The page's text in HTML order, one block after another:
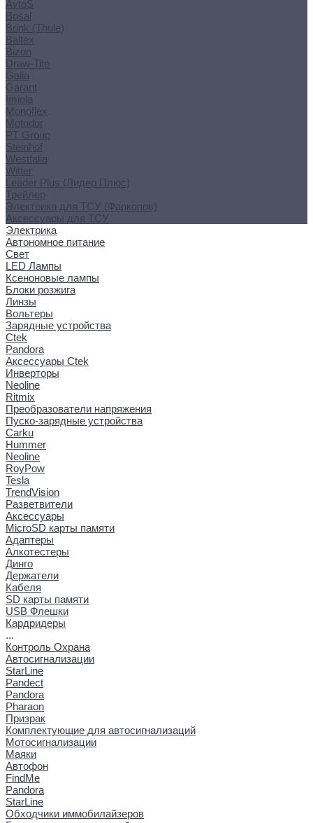
AvtoS
Bosal
Brink (Thule)
Baltex
Bizon
Draw-Tite
Galia
Garant
Imiola
Monoflex
Motodor
PT Group
Steinhof
Westfalia
Witter
Leader Plus (Лидер Плюс)
Трейлер
Электрика для ТСУ (Фаркопов)
Аксессуары для ТСУ
Электрика
Автономное питание
Свет
LED Лампы
Ксеноновые лампы
Блоки розжига
Линзы
Вольтеры
Зарядные устройства
Ctek
Pandora
Аксессуары Ctek
Инверторы
Neoline
Ritmix
Преобразователи напряжения
Пуско-зарядные устройства
Carku
Hummer
Neoline
RoyPow
Tesla
TrendVision
Разветвители
Аксессуары
MicroSD карты памяти
Адаптеры
Алкотестеры
Динго
Держатели
Кабеля
SD карты памяти
USB Флешки
Кардридеры
...
Контроль Охрана
Автосигнализации
StarLine
Pandect
Pandora
Pharaon
Призрак
Комплектующие для автосигнализаций
Мотосигнализации
Маяки
Автофон
FindMe
Pandora
StarLine
Обходчики иммобилайзеров